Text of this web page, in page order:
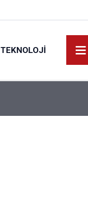
TEKNOLOJI